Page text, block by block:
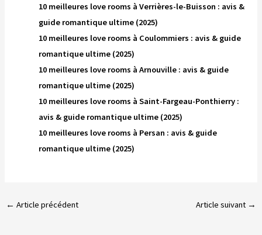
10 meilleures love rooms à Verrières-le-Buisson : avis &
guide romantique ultime (2025)
10 meilleures love rooms à Coulommiers : avis & guide
romantique ultime (2025)
10 meilleures love rooms à Arnouville : avis & guide
romantique ultime (2025)
10 meilleures love rooms à Saint-Fargeau-Ponthierry :
avis & guide romantique ultime (2025)
10 meilleures love rooms à Persan : avis & guide
romantique ultime (2025)
← Article précédent Article suivant →